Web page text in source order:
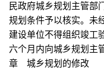
民政府城乡规划主管部
规划条件予以核实。未
建设单位不得组织竣
六个月内向城乡规划主
章 城乡规划的修改